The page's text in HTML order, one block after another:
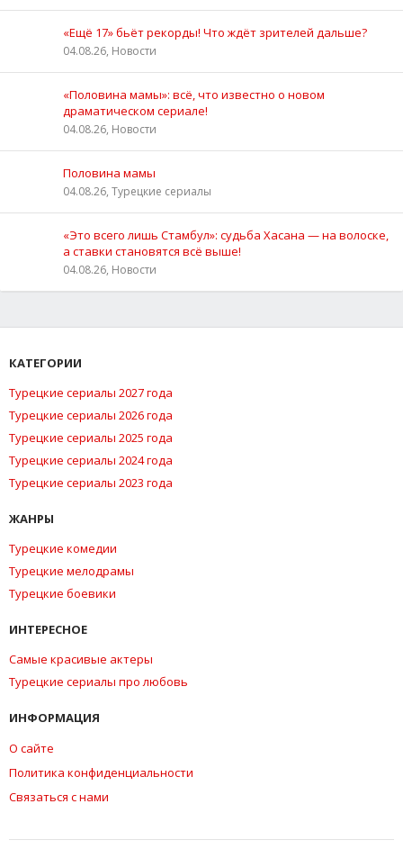
«Ещё 17» бьёт рекорды! Что ждёт зрителей дальше?
04.08.26, Новости
«Половина мамы»: всё, что известно о новом
драматическом сериале!
04.08.26, Новости
Половина мамы
04.08.26, Турецкие сериалы
«Это всего лишь Стамбул»: судьба Хасана — на волоске,
а ставки становятся всё выше!
04.08.26, Новости
КАТЕГОРИИ
Турецкие сериалы 2027 года
Турецкие сериалы 2026 года
Турецкие сериалы 2025 года
Турецкие сериалы 2024 года
Турецкие сериалы 2023 года
ЖАНРЫ
Турецкие комедии
Турецкие мелодрамы
Турецкие боевики
ИНТЕРЕСНОЕ
Самые красивые актеры
Турецкие сериалы про любовь
ИНФОРМАЦИЯ
О сайте
Политика конфиденциальности
Связаться с нами